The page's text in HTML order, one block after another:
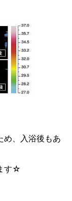
め、入浴後もあ
す☆